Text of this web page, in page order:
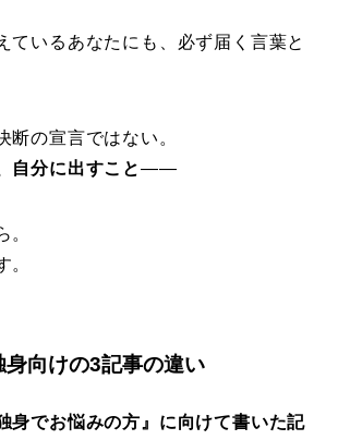
ているあなたにも、必ず届く言葉と
断の宣言ではない。
自分に出すこと——
。
。
身向けの3記事の違い
身でお悩みの方』に向けて書いた記